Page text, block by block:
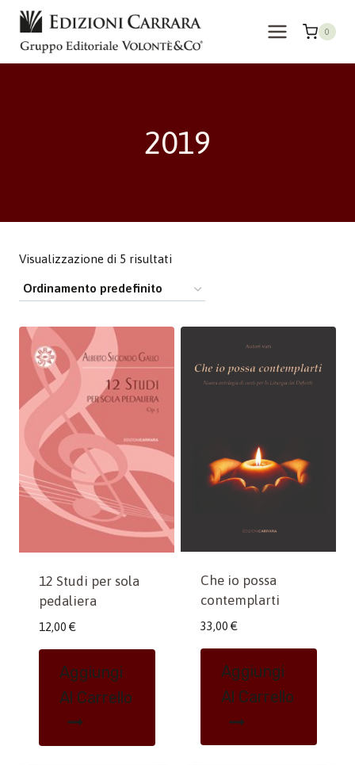
Salta
contenuto
0
2019
Visualizzazione di 5 risultati
12 Studi per sola
pedaliera
12,00 €
Aggiungi
Al Carrello
Che io possa
contemplarti
33,00 €
Aggiungi
Al Carrello